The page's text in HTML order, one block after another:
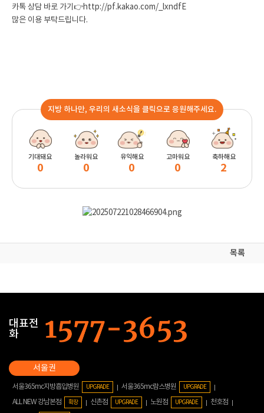
카톡 상담 바로 가기👉http://pf.kakao.com/_lxndfE
많은 이용 부탁드립니다.
지방 하나만, 우리의 새소식을 클릭으로 응원해주세요.
기대돼요
0
놀라워요
0
유익해요
0
고마워요
0
축하해요
2
목록
대표전
화
서울365mc지방흡입병원 UPGRADE 서울365mc람스병원 UPGRADE
ALL NEW 강남본점 확장 신촌점 UPGRADE 노원점 UPGRADE
천호점